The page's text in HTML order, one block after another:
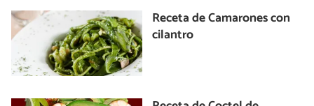
Receta de Camarones con
cilantro